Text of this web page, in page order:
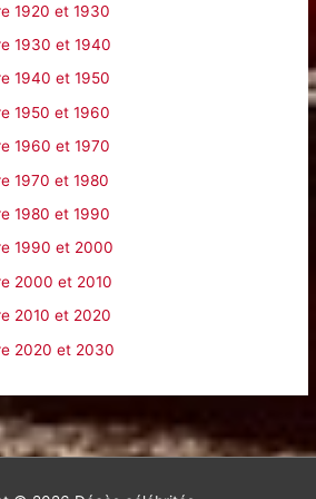
1920 et 1930
1930 et 1940
1940 et 1950
1950 et 1960
1960 et 1970
1970 et 1980
1980 et 1990
1990 et 2000
2000 et 2010
2010 et 2020
2020 et 2030